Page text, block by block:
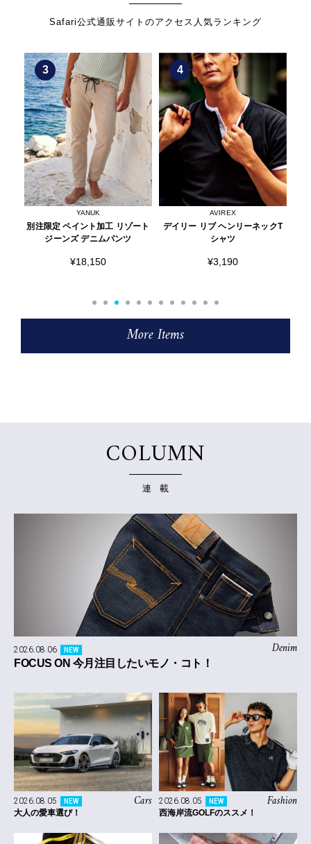
Safari公式通販サイトのアクセス人気ランキング
4
AVIREX
デイリー リブ ヘンリーネックT
シャツ
¥3,190
5
REPLAY
テイパード フィットパンツ
More Items
COLUMN
連 載
Denim
2026.08.06 NEW
FOCUS ON 今月注目したいモノ・コト！
Cars
2026.08.05 NEW
大人の愛車選び！
Fashion
2026.08.05 NEW
西海岸流GOLFのススメ！